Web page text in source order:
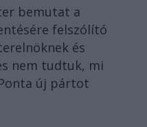
bemutat a
felszólító
és
nem tudtuk, mi
új pártot